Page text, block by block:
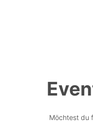
Möchtest du